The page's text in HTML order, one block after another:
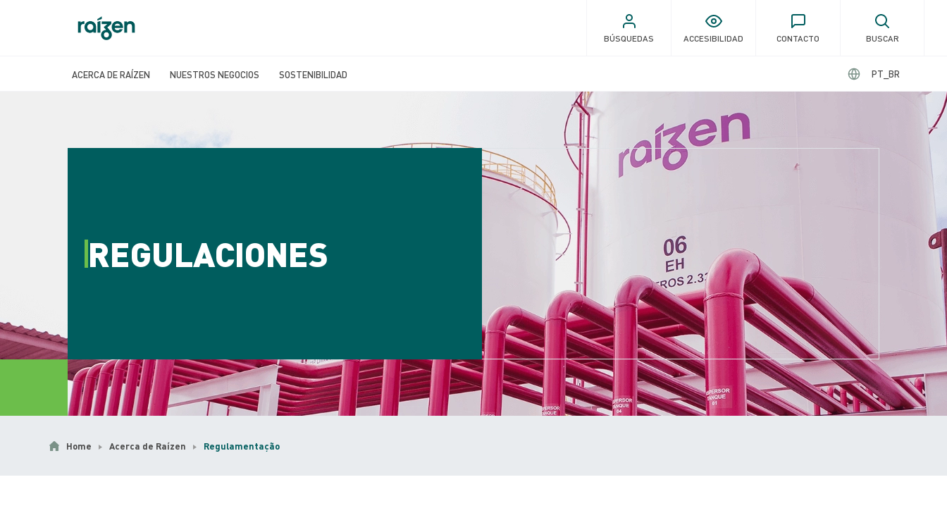
Contraste para daltônicos
BÚSQUEDAS ACCESIBILIDAD CONTACTO BUSCAR
ACERCA DE RAÍZEN NUESTROS NEGOCIOS SOSTENIBILIDAD PT_BR
REGULACIONES
Home Acerca de Raízen Regulamentação